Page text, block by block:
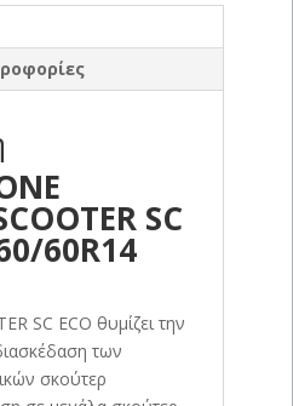
SC
60R14
SC ECO θυμίζει την
των
σκούτερ